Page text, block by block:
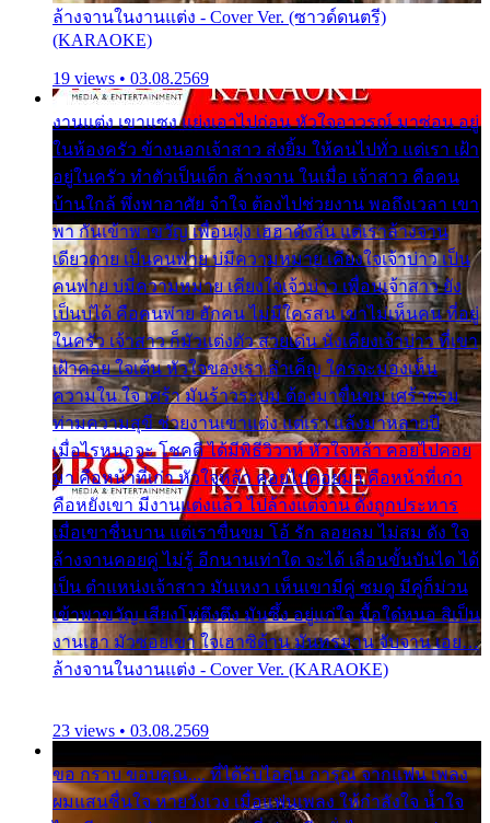
ล้างจานในงานแต่ง - Cover Ver. (ซาวด์ดนตรี)
(KARAOKE)
19 views • 03.08.2569
งานแต่ง เขาแซง แย่งเอาไปก่อน หัวใจอาวรณ์ มาซ่อน อยู่
ในห้องครัว ข้างนอกเจ้าสาว ส่งยิ้ม ให้คนไปทั่ว แต่เรา เฝ้า
อยู่ในครัว ทำตัวเป็นเด็ก ล้างจาน ในเมื่อ เจ้าสาว คือคน
บ้านใกล้ พึ่งพาอาศัย จำใจ ต้องไปช่วยงาน พอถึงเวลา เขา
พา กันเข้าพาขวัญ เพื่อนฝูง เฮฮาดังลั่น แต่เราล้างจาน
เดียวดาย เป็นคนพ่าย บ่มีความหมาย เคียงใจเจ้าบ่าว เป็น
คนพ่าย บ่มีความหมาย เคียงใจเจ้าบ่าว เพื่อนเจ้าสาว ยัง
เป็นบ่ได้ คือคนพ่าย ฮักคน ไม่มีใครสน เขาไม่เห็นคน ที่อยู่
ในครัว เจ้าสาว ก็มัวแต่งตัว สวยเด่น นั่งเคียงเจ้าบ่าว ที่เขา
เฝ้าคอย ใจเต้น หัวใจของเรา ลำเค็ญ ใครจะมองเห็น
ความใน ใจ เศร้า มันร้าวระบม ต้องมาขื่นขม เศร้าตรม
ท่ามความสุขี ช่วยงานเขาแต่ง แต่เรา แล้งมาหลายปี
เมื่อไรหนอจะ โชคดี ได้มีพิธีวิวาห์ หัวใจหล้า คอยไปคอย
มา คือหน้าที่เก่า หัวใจหล้า คอยไปคอยมา คือหน้าที่เก่า
คือหยังเขา มีงานแต่งแล้ว ไปล้างแต่จาน ดั่งถูกประหาร
เมื่อเขาชื่นบาน แต่เราขื่นขม โอ้ รัก ลอยลม ไม่สม ดัง ใจ
ล้างจานคอยคู่ ไม่รู้ อีกนานเท่าใด จะได้ เลื่อนขั้นบันได ได้
เป็น ตำแหน่งเจ้าสาว มันเหงา เห็นเขามีคู่ ซมดู มีคู่ก็ม่วน
เข้าพาขวัญ เสียงโห่ตึงตึง มันซึ้ง อยู่แก่ใจ มื้อใด๋หนอ สิเป็น
งานเฮา มัวซอยเขา ใจเฮาซิด้าน มันทรมาน จับจาน เอย…
ล้างจานในงานแต่ง - Cover Ver. (KARAOKE)
23 views • 03.08.2569
ขอ กราบ ขอบคุณ.... ที่ได้รับไออุ่น การุณ จากแฟน เพลง
ผมแสนชื่นใจ หายวังเวง เมื่อแฟนเพลง ให้กำลังใจ น้ำใจ